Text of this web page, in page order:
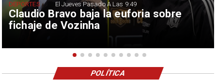
Claudio Bravo baja la euforia sobre
fichaje de Vozinha
DEPORTES El Jueves Pasado A Las 9:49
POLÍTICA